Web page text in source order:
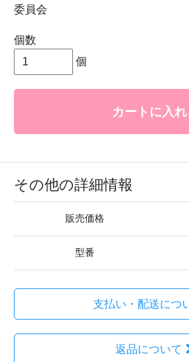
委員会
個数
個
カートに入
その他の詳細情報
販売価格
型番
支払い・配送につ
返品について